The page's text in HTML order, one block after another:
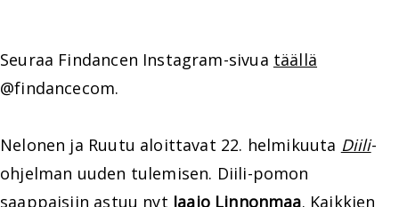
Seuraa Findancen Instagram-sivua täällä
@findancecom.
Nelonen ja Ruutu aloittavat 22. helmikuuta Diili-
ohjelman uuden tulemisen. Diili-pomon
saappaisiin astuu nyt Jaajo Linnonmaa. Kaikkien